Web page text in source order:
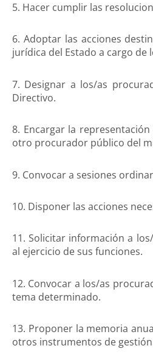
5. Hacer cumplir las
6. Adoptar las acciones
jurídica del Estado a cargo
7. Designar a los/as
Directivo.
8. Encargar la
otro procurador público del
9. Convocar a sesiones
10. Disponer las acciones
11. Solicitar información a
al ejercicio de sus funciones.
12. Convocar a los/as
tema determinado.
13. Proponer la memoria
otros instrumentos de